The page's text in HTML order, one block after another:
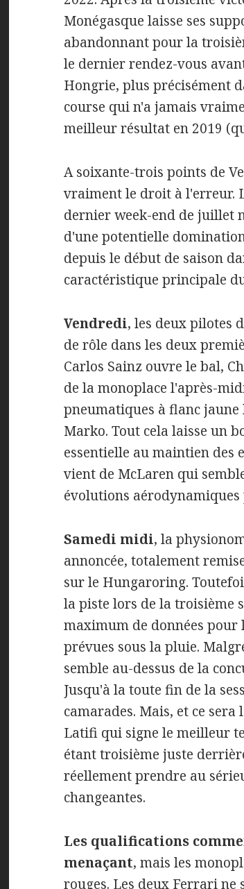
Monégasque laisse ses
abandonnant pour la
le dernier rendez-vous
Hongrie, plus précisément
course qui n'a jamais
meilleur résultat en 2019
A soixante-trois points de
vraiment le droit à l'erreur.
dernier week-end de juillet
d'une potentielle
depuis le début de saison
caractéristique principale
Vendredi, les deux pilotes
de rôle dans les deux
Carlos Sainz ouvre le bal,
de la monoplace l'après-
pneumatiques à flanc
Marko. Tout cela laisse un
essentielle au maintien des
vient de McLaren qui
évolutions
Samedi midi, la
annoncée, totalement
sur le Hungaroring.
la piste lors de la troisième
maximum de données
prévues sous la pluie.
semble au-dessus de la
Jusqu'à la toute fin de la
camarades. Mais, et ce
Latifi qui signe le meilleur
étant troisième juste
réellement prendre au
changeantes.
Les qualifications
menaçant, mais les
rouges. Les deux Ferrari